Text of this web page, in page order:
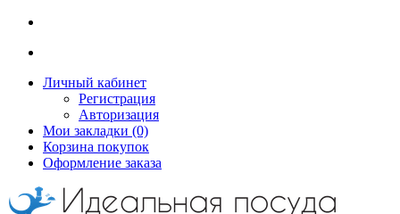
Личный кабинет
Регистрация
Авторизация
Мои закладки (0)
Корзина покупок
Оформление заказа